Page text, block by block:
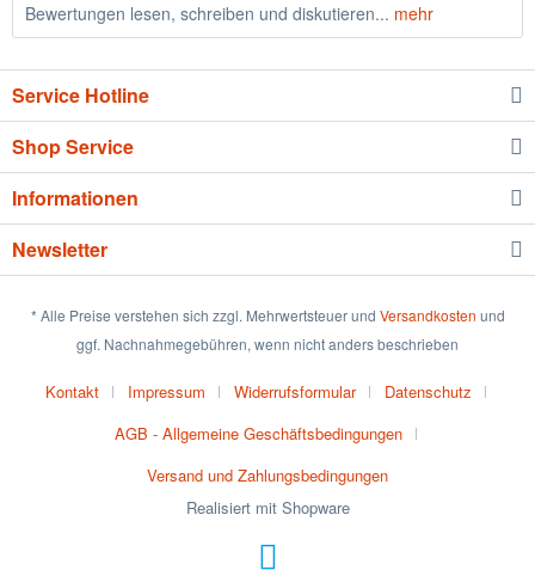
Bewertungen lesen, schreiben und diskutieren... mehr
Service Hotline
Shop Service
Informationen
Newsletter
* Alle Preise verstehen sich zzgl. Mehrwertsteuer und Versandkosten und
ggf. Nachnahmegebühren, wenn nicht anders beschrieben
Kontakt Impressum Widerrufsformular
Datenschutz
AGB - Allgemeine Geschäftsbedingungen
Versand und Zahlungsbedingungen
Realisiert mit Shopware